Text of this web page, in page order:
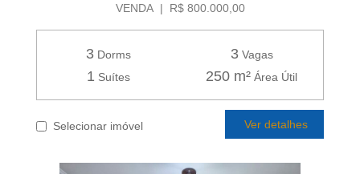
VENDA | R$ 800.000,00
3 Dorms 3Vagas
1 Suítes 250 m² Área Útil
Selecionar imóvel Ver detalhes